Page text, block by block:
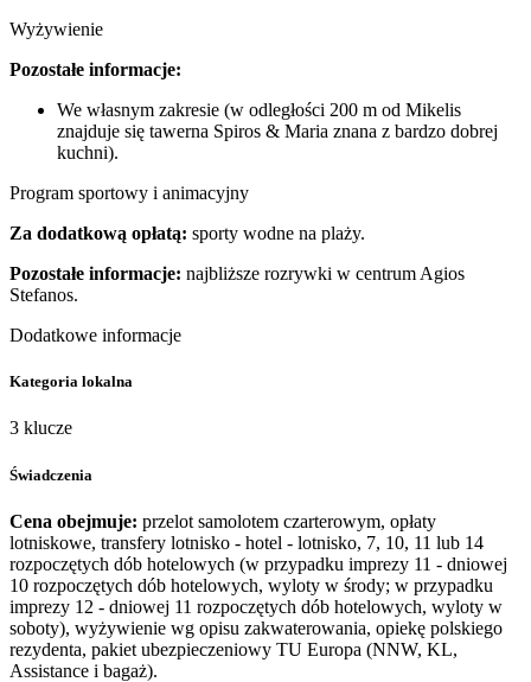
Wyżywienie
Pozostałe informacje:
We własnym zakresie (w odległości 200 m od Mikelis
znajduje się tawerna Spiros & Maria znana z bardzo dobrej
kuchni).
Program sportowy i animacyjny
Za dodatkową opłatą: sporty wodne na plaży.
Pozostałe informacje: najbliższe rozrywki w centrum Agios
Stefanos.
Dodatkowe informacje
Kategoria lokalna
3 klucze
Świadczenia
Cena obejmuje: przelot samolotem czarterowym, opłaty
lotniskowe, transfery lotnisko - hotel - lotnisko, 7, 10, 11 lub 14
rozpoczętych dób hotelowych (w przypadku imprezy 11 - dniowej
10 rozpoczętych dób hotelowych, wyloty w środy; w przypadku
imprezy 12 - dniowej 11 rozpoczętych dób hotelowych, wyloty w
soboty), wyżywienie wg opisu zakwaterowania, opiekę polskiego
rezydenta, pakiet ubezpieczeniowy TU Europa (NNW, KL,
Assistance i bagaż).